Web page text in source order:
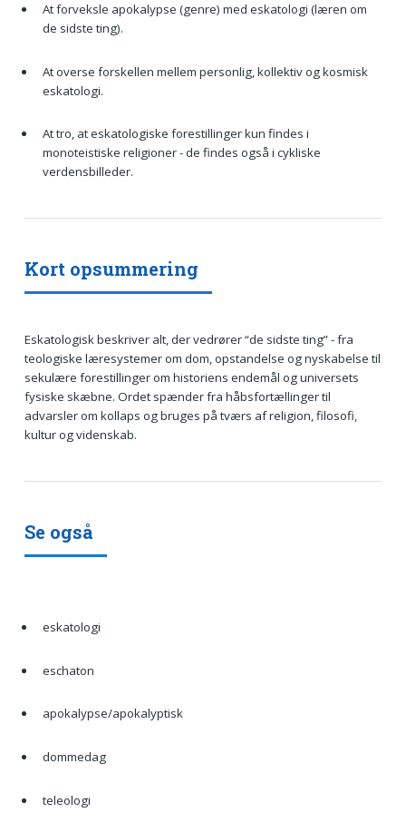
At forveksle apokalypse (genre) med eskatologi (læren om
de sidste ting).
At overse forskellen mellem personlig, kollektiv og kosmisk
eskatologi.
At tro, at eskatologiske forestillinger kun findes i
monoteistiske religioner - de findes også i cykliske
verdensbilleder.
Kort opsummering
Eskatologisk beskriver alt, der vedrører “de sidste ting” - fra
teologiske lære­systemer om dom, opstandelse og nyskabelse til
sekulære forestillinger om historiens endemål og universets
fysiske skæbne. Ordet spænder fra håbsfortællinger til
advarsler om kollaps og bruges på tværs af religion, filosofi,
kultur og videnskab.
Se også
eskatologi
eschaton
apokalypse/apokalyptisk
dommedag
teleologi